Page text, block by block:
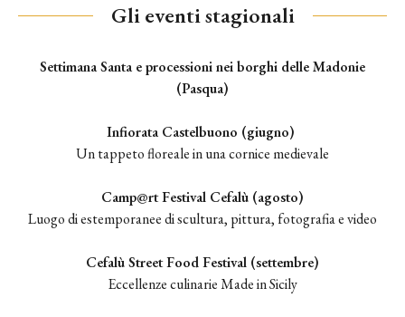
Gli eventi stagionali
Settimana Santa e processioni nei borghi delle Madonie
(Pasqua)
Infiorata Castelbuono (giugno)
Un tappeto floreale in una cornice medievale
Camp@rt Festival Cefalù (agosto)
Luogo di estemporanee di scultura, pittura, fotografia e video
Cefalù Street Food Festival (settembre)
Eccellenze culinarie Made in Sicily